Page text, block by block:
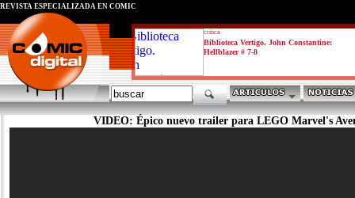
critica
Biblioteca Vertigo. John Constantine:
Hellblazer # 7-8
REVISTA ESPECIALIZADA EN CÓMIC
VIDEO: Épico nuevo trailer para LEGO Marvel's